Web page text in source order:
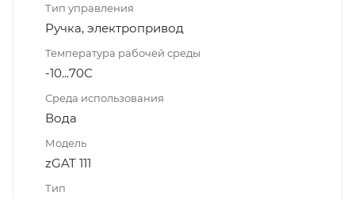
Тип управления
Ручка, электропривод
Температура рабочей среды
-10...70С
Среда использования
Вода
Модель
zGAT 111
Тип